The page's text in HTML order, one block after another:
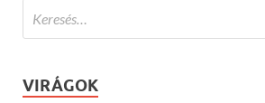
VIRÁGOK